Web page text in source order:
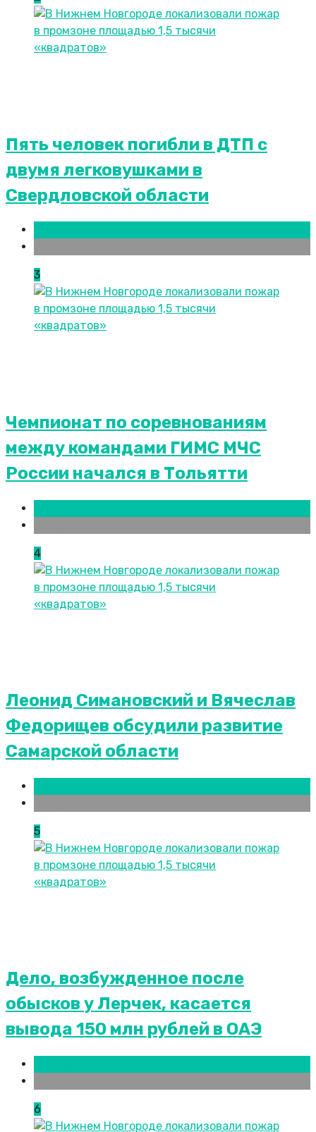
Пять человек погибли в ДТП с
двумя легковушками в
Свердловской области
3
Чемпионат по соревнованиям
между командами ГИМС МЧС
России начался в Тольятти
4
Леонид Симановский и Вячеслав
Федорищев обсудили развитие
Самарской области
5
Дело, возбужденное после
обысков у Лерчек, касается
вывода 150 млн рублей в ОАЭ
6